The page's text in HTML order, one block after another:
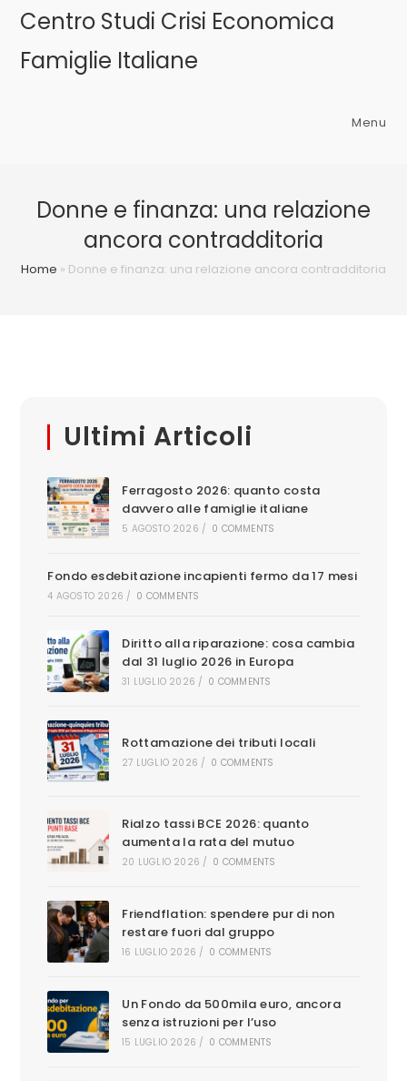
Salta
contenuto
Centro Studi Crisi Economica
Famiglie Italiane
Menu
Donne e finanza: una relazione
ancora contradditoria
Home » Donne e finanza: una relazione ancora contradditoria
Ultimi Articoli
Ferragosto 2026: quanto costa
davvero alle famiglie italiane
5 AGOSTO 2026 / 0 COMMENTS
Fondo esdebitazione incapienti fermo da 17 mesi
4 AGOSTO 2026 / 0 COMMENTS
Diritto alla riparazione: cosa cambia
dal 31 luglio 2026 in Europa
31 LUGLIO 2026 / 0 COMMENTS
Rottamazione dei tributi locali
27 LUGLIO 2026 / 0 COMMENTS
Rialzo tassi BCE 2026: quanto
aumenta la rata del mutuo
20 LUGLIO 2026 / 0 COMMENTS
Friendflation: spendere pur di non
restare fuori dal gruppo
16 LUGLIO 2026 / 0 COMMENTS
Un Fondo da 500mila euro, ancora
senza istruzioni per l’uso
15 LUGLIO 2026 / 0 COMMENTS